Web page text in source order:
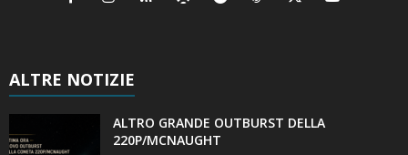
ALTRE NOTIZIE
ALTRO GRANDE OUTBURST DELLA
220P/MCNAUGHT